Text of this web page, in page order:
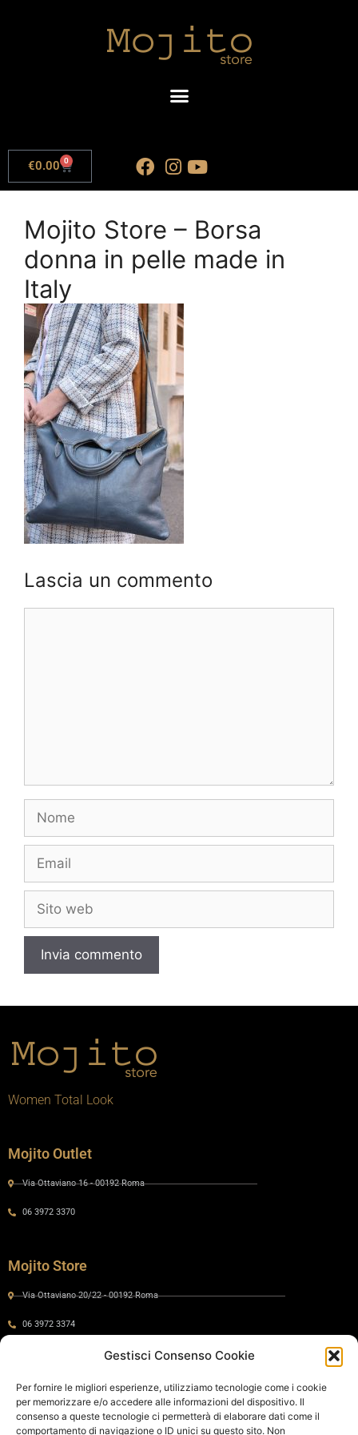
Gestisci Consenso Cookie
Per fornire le migliori esperienze, utilizziamo tecnologie come i cookie
per memorizzare e/o accedere alle informazioni del dispositivo. Il
consenso a queste tecnologie ci permetterà di elaborare dati come il
comportamento di navigazione o ID unici su questo sito. Non
€0.00 0
Mojito Store – Borsa
donna in pelle made in
Italy
Lascia un commento
Women Total Look
Mojito Outlet
Via Ottaviano 16 - 00192 Roma
06 3972 3370
Mojito Store
Via Ottaviano 20/22 - 00192 Roma
06 3972 3374
Via Ottaviano 24 - 00192 Roma